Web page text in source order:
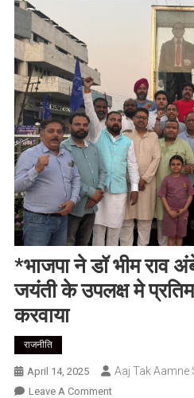
*भाजपा ने डॉ भीम
जयंती के उपलक्ष मे
करवाया
राजनीति
April 14, 2025 Aaj Tak Aamne
Leave A CommentOn